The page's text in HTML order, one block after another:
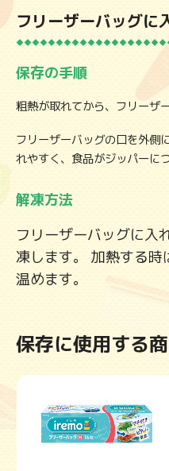
フリーザーバッグに
保存の手順
粗熱が取れてから、フリーザ
フリーザーバッグの口を外側
れやすく、食品がジッパーに
解凍方法
フリーザーバッグに入
凍します。 加熱する時
温めます。
保存に使用する